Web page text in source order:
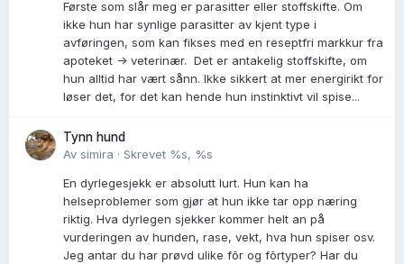
Første som slår meg er parasitter eller stoffskifte. Om
ikke hun har synlige parasitter av kjent type i
avføringen, som kan fikses med en reseptfri markkur fra
apoteket -> veterinær. Det er antakelig stoffskifte, om
hun alltid har vært sånn. Ikke sikkert at mer energirikt for
løser det, for det kan hende hun instinktivt vil spise...
Tynn hund
Av simira · Skrevet %s, %s
En dyrlegesjekk er absolutt lurt. Hun kan ha
helseproblemer som gjør at hun ikke tar opp næring
riktig. Hva dyrlegen sjekker kommer helt an på
vurderingen av hunden, rase, vekt, hva hun spiser osv.
Jeg antar du har prøvd ulike fõr og fõrtyper? Har du